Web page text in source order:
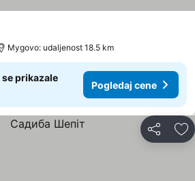
Mygovo: udaljenost 18.5 km
prikazale
Pogledaj cene
Deli